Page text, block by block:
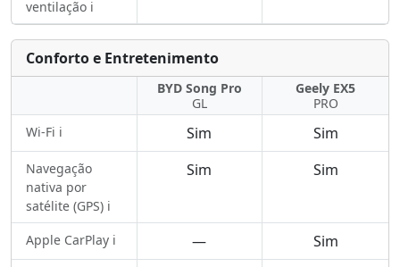
ventilação ℹ️
Conforto e Entretenimento
BYD Song Pro
GL
Geely EX5
PRO
Wi-Fi ℹ️
Sim Sim
Navegação
nativa por
satélite (GPS) ℹ️
Sim Sim
Apple CarPlay ℹ️ — Sim